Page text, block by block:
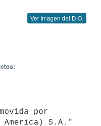
Ver Imagen del D.O.
por
S.A."